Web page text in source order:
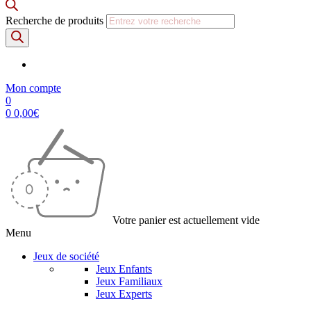
Recherche de produits
Mon compte
0
0 0,00€
Votre panier est actuellement vide
Menu
Jeux de société
Jeux Enfants
Jeux Familiaux
Jeux Experts